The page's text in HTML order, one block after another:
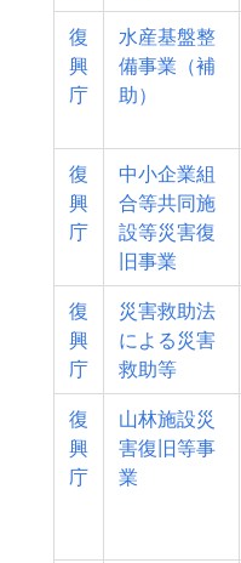
復
興
庁
水産基盤整
備事業（補
助）
復
興
庁
中小企業組
合等共同施
設等災害復
旧事業
復
興
庁
災害救助法
による災害
救助等
復
興
庁
山林施設災
害復旧等事
業